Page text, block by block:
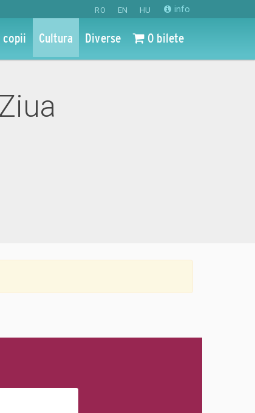
RO EN HU info
copii Cultura Diverse 0 bilete